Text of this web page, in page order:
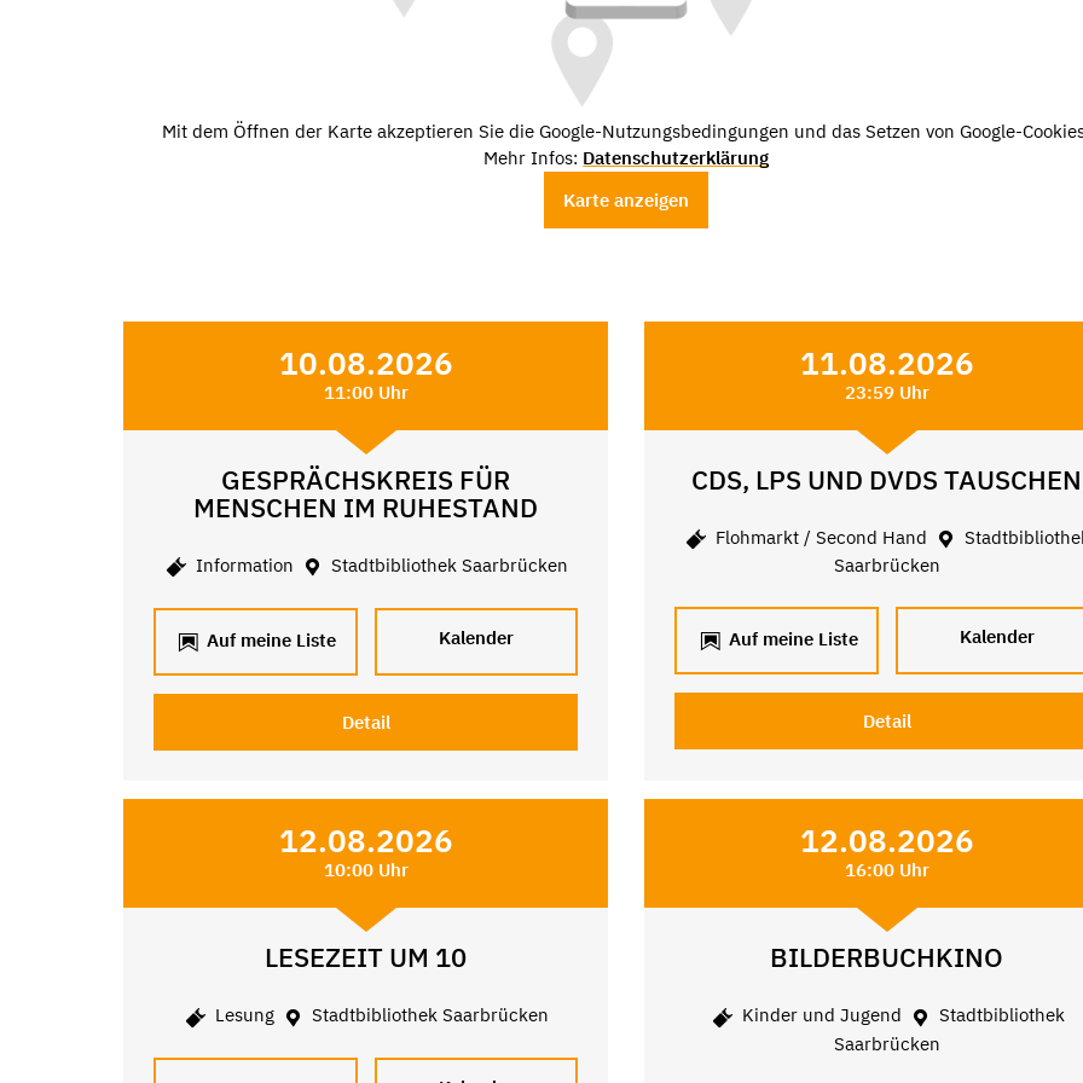
Mit dem Öffnen der Karte akzeptieren Sie die Google-Nutzungsbedingungen und das Setzen von Google-
Mehr Infos: Datenschutzerklärung
Karte anzeigen
10.08.2026
11:00 Uhr
GESPRÄCHSKREIS FÜR
MENSCHEN IM RUHESTAND
Information Stadtbibliothek Saarbrücken
Auf meine Liste Kalender
Detail
11.08.2026
23:59 Uhr
CDS, LPS UND DVDS TAUSCHEN
Flohmarkt / Second Hand
Saarbrücken
Auf meine Liste Kalender
Detail
12.08.2026
10:00 Uhr
LESEZEIT UM 10
Lesung Stadtbibliothek Saarbrücken
12.08.2026
16:00 Uhr
BILDERBUCHKINO
Kinder und Jugend
Stadtbibliothek
Saarbrücken